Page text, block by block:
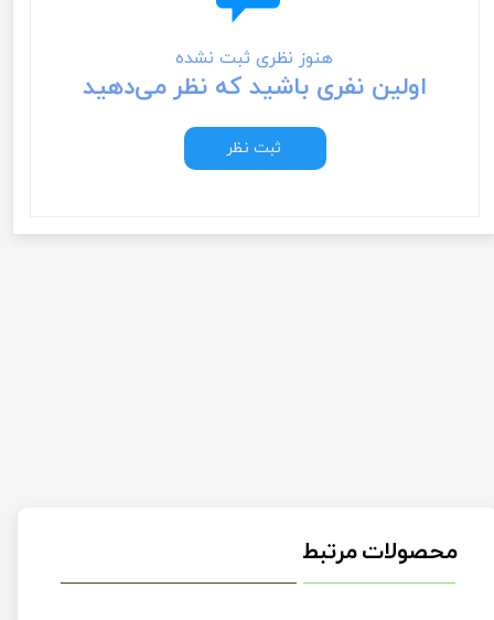
هنوز نظری ثبت نشده
اولین نفری باشید که نظر می‌دهید
ثبت نظر
محصولات مرتبط